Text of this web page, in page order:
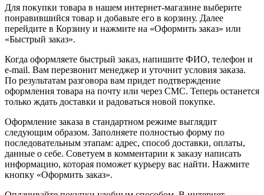
Для покупки товара в нашем интернет-магазине выберите
понравившийся товар и добавьте его в корзину. Далее
перейдите в Корзину и нажмите на «Оформить заказ» или
«Быстрый заказ».
Когда оформляете быстрый заказ, напишите ФИО, телефон и
e-mail. Вам перезвонит менеджер и уточнит условия заказа.
По результатам разговора вам придет подтверждение
оформления товара на почту или через СМС. Теперь останется
только ждать доставки и радоваться новой покупке.
Оформление заказа в стандартном режиме выглядит
следующим образом. Заполняете полностью форму по
последовательным этапам: адрес, способ доставки, оплаты,
данные о себе. Советуем в комментарии к заказу написать
информацию, которая поможет курьеру вас найти. Нажмите
кнопку «Оформить заказ».